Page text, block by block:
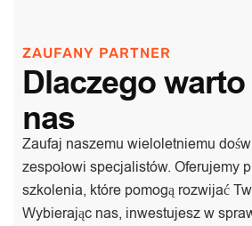
ZAUFANY PARTNER
Dlaczego
nas
Zaufaj naszemu wieloletniemu
zespołowi specjalistów. Oferujemy
szkolenia, które pomogą rozwijać
Wybierając nas, inwestujesz w